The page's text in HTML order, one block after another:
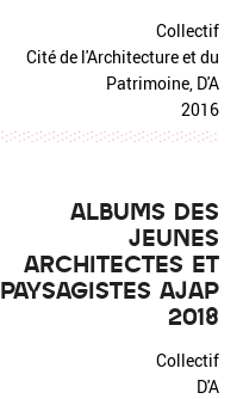
Collectif
Cité de l'Architecture et du
Patrimoine, D'A
2016
ALBUMS DES
JEUNES
ARCHITECTES ET
PAYSAGISTES AJAP
2018
Collectif
D'A